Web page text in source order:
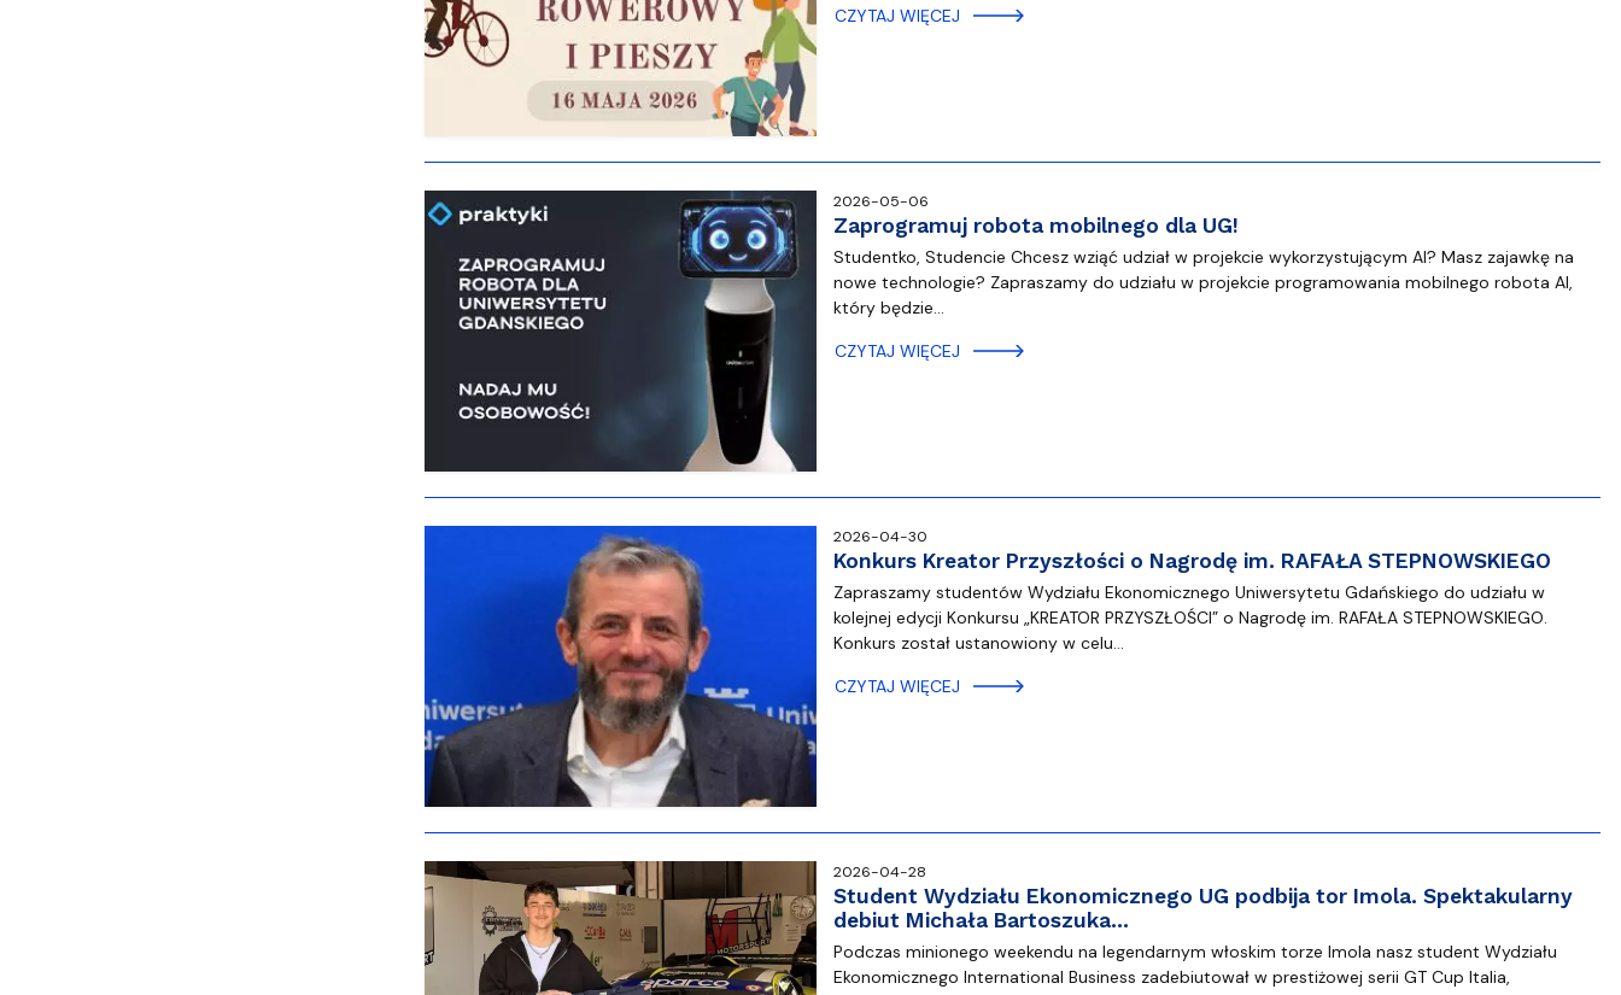
CZYTAJ WIĘCEJ
2026-05-06
Zaprogramuj robota mobilnego dla UG!
Studentko, Studencie Chcesz wziąć udział w projekcie wykorzystującym AI? Masz zajawkę na
nowe technologie? Zapraszamy do udziału w projekcie programowania mobilnego robota AI,
który będzie…
CZYTAJ WIĘCEJ
2026-04-30
Konkurs Kreator Przyszłości o Nagrodę im. RAFAŁA STEPNOWSKIEGO
Zapraszamy studentów Wydziału Ekonomicznego Uniwersytetu Gdańskiego do udziału w
kolejnej edycji Konkursu „KREATOR PRZYSZŁOŚCI” o Nagrodę im. RAFAŁA STEPNOWSKIEGO.
Konkurs został ustanowiony w celu…
CZYTAJ WIĘCEJ
2026-04-28
Student Wydziału Ekonomicznego UG podbija tor Imola. Spektakularny
debiut Michała Bartoszuka…
Podczas minionego weekendu na legendarnym włoskim torze Imola nasz student Wydziału
Ekonomicznego International Business zadebiutował w prestiżowej serii GT Cup Italia,